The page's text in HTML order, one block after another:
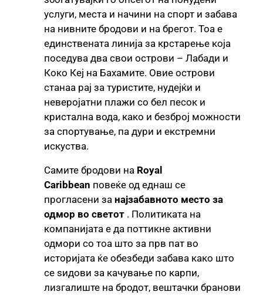
услуги, места и начини на спорт и забава
на нивните бродови и на брегот. Тоа е
единствената линија за крстарење која
поседува два свои острови – Лабади и
Коко Кеј на Бахамите. Овие острови
станаа рај за туристите, нудејќи и
неверојатни плажи со бел песок и
кристална вода, како и безброј можности
за спортување, па дури и екстремни
искуства.
Самите бродови на Royal
Caribbean повеќе од еднаш се
прогласени за најзабавното место за
одмор во светот . Политиката на
компанијата е да поттикне активни
одмори со тоа што за прв пат во
историјата ќе обезбеди забава како што
се ѕидови за качување по карпи,
лизгалиште на бродот, вештачки бранови